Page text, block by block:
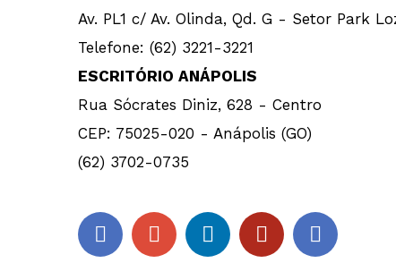
Av. PL1 c/ Av. Olinda, Qd. G - Setor Park
Telefone: (62) 3221-3221
ESCRITÓRIO ANÁPOLIS
Rua Sócrates Diniz, 628 - Centro
CEP: 75025-020 - Anápolis (GO)
(62) 3702-0735